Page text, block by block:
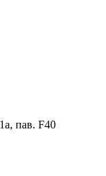
пав. F40